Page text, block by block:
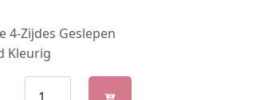
4-Zijdes Geslepen
Kleurig